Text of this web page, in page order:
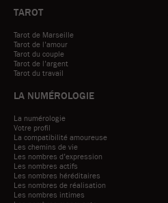
TAROT
Tarot de Marseille
Tarot de l'amour
Tarot du couple
Tarot de l'argent
Tarot du travail
LA NUMÉROLOGIE
La numérologie
Votre profil
La compatibilité amoureuse
Les chemins de vie
Les nombres d'expression
Les nombres actifs
Les nombres héréditaires
Les nombres de réalisation
Les nombres intimes